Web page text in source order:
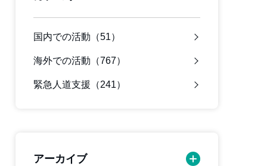
国内での活動（51）
海外での活動（767）
緊急人道支援（241）
アーカイブ